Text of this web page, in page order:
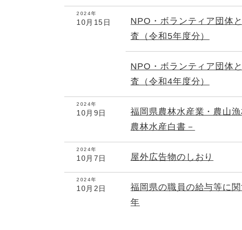
2024年
10月15日
NPO・ボランティア団体
査（令和5年度分）
NPO・ボランティア団体
査（令和4年度分）
2024年
10月9日
福岡県農林水産業・農山
農林水産白書－
2024年
10月7日 屋外広告物のしおり
2024年
10月2日
福岡県の職員の給与等に
年